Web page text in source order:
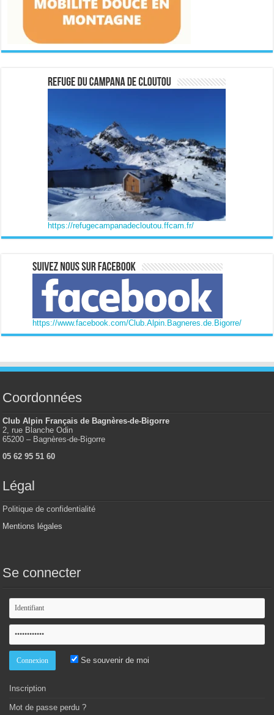
https://refugecampanadecloutou.ffcam.fr/
https://www.facebook.com/Club.Alpin.Bagneres.de.Bigorre/
Coordonnées
Club Alpin Français de Bagnères-de-Bigorre
2, rue Blanche Odin
65200 – Bagnères-de-Bigorre
05 62 95 51 60
Légal
Politique de confidentialité
Mentions légales
Se connecter
Se souvenir de moi
Inscription
Mot de passe perdu ?